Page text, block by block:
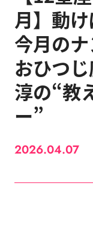
月】動
今月の
おひつ
淳の“教
ー”
2026.04.07